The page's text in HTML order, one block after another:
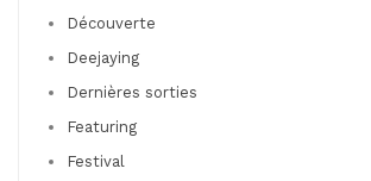
Découverte
Deejaying
Dernières sorties
Featuring
Festival